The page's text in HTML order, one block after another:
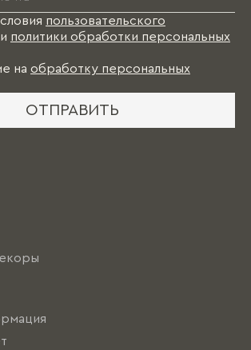
пользовательского
и политики обработки персональных
на обработку персональных
ОТПРАВИТЬ